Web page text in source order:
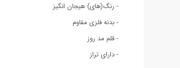
- رنگ(های) هیجان انگیز
- بدنه فلزی مقاوم
- قلم مد روز
- دارای تراز